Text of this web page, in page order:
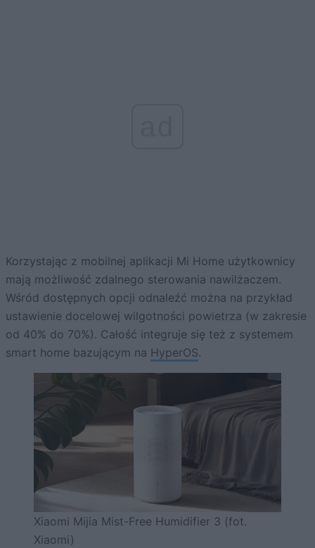
Korzystając z mobilnej aplikacji Mi Home użytkownicy
mają możliwość zdalnego sterowania nawilżaczem.
Wśród dostępnych opcji odnaleźć można na przykład
ustawienie docelowej wilgotności powietrza (w zakresie
od 40% do 70%). Całość integruje się też z systemem
smart home bazującym na HyperOS.
Xiaomi Mijia Mist-Free Humidifier 3 (fot.
Xiaomi)